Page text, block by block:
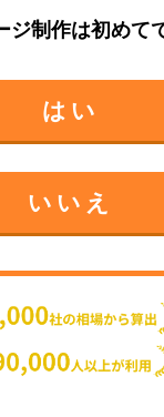
ジ制作は初めて
はい
いいえ